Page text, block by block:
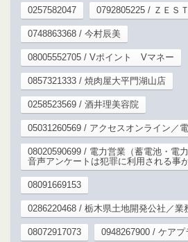
0257582047 0792805225 / ＺＥＳＴ
0748863368 / 今村辰美
08005552705 / Vポイント Vマネー
0857321333 / 焼肉屋大平門湖山店
0258523569 / 酒井理美容院
05031260569 / アクセスオンライン／
08020590699 / 電力営業（蓄電池・電
音声アンケートは犯罪に利用される事
08091669153
0286220468 / 栃木県土地開発公社／業
08072917073 0948267900 / ケア